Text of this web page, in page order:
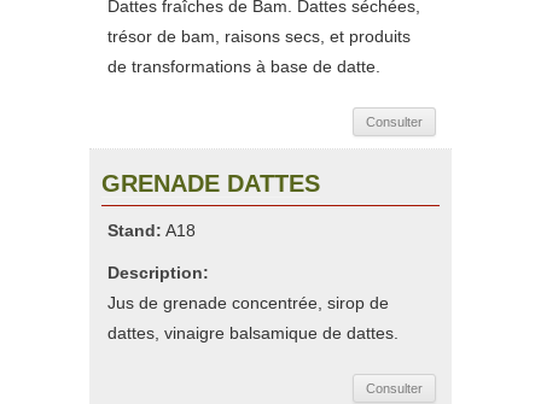
Dattes fraîches de Bam. Dattes séchées,
trésor de bam, raisons secs, et produits
de transformations à base de datte.
Consulter
GRENADE DATTES
Stand: A18
Description:
Jus de grenade concentrée, sirop de
dattes, vinaigre balsamique de dattes.
Consulter